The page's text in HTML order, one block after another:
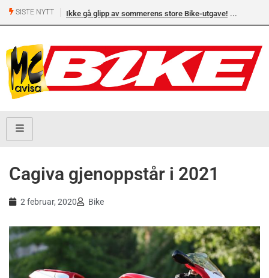
SISTE NYTT Ikke gå glipp av sommerens store Bike-utgave!
Cagiva gjenoppstår i 2021
2 februar, 2020 Bike